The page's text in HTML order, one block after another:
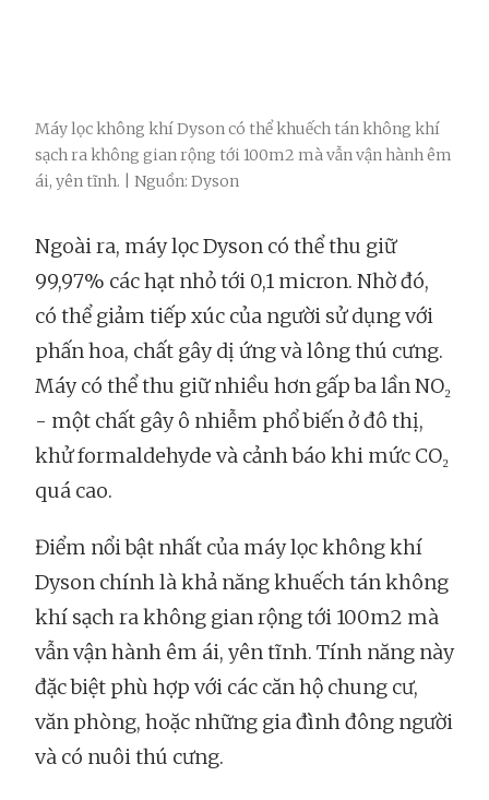
Máy lọc không khí Dyson có thể khuếch tán không khí
sạch ra không gian rộng tới 100m2 mà vẫn vận hành êm
ái, yên tĩnh. | Nguồn: Dyson
Ngoài ra, máy lọc Dyson có thể thu giữ
99,97% các hạt nhỏ tới 0,1 micron. Nhờ đó,
có thể giảm tiếp xúc của người sử dụng với
phấn hoa, chất gây dị ứng và lông thú cưng.
Máy có thể thu giữ nhiều hơn gấp ba lần NO₂
- một chất gây ô nhiễm phổ biến ở đô thị,
khử formaldehyde và cảnh báo khi mức CO₂
quá cao.
Điểm nổi bật nhất của máy lọc không khí
Dyson chính là khả năng khuếch tán không
khí sạch ra không gian rộng tới 100m2 mà
vẫn vận hành êm ái, yên tĩnh. Tính năng này
đặc biệt phù hợp với các căn hộ chung cư,
văn phòng, hoặc những gia đình đông người
và có nuôi thú cưng.